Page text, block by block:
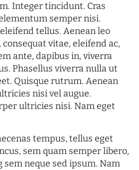
Integer tincidunt. Cras
semper nisi.
tellus. Aenean leo
vitae, eleifend ac,
ante, dapibus in, viverra
Phasellus viverra nulla ut
Quisque rutrum. Aenean
nisi vel augue.
ultricies nisi. Nam eget
tempus, tellus eget
sem quam semper libero,
neque sed ipsum. Nam